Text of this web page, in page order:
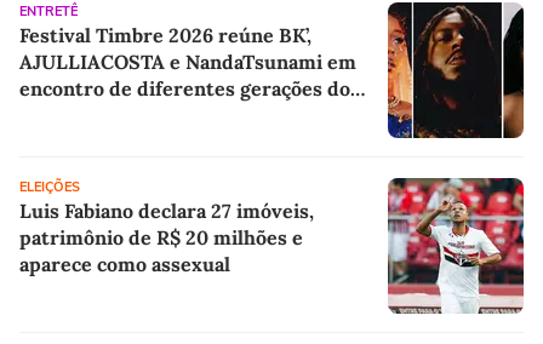
ENTRETÊ
Festival Timbre 2026 reúne BK’,
AJULLIACOSTA e NandaTsunami em
encontro de diferentes gerações do
ELEIÇÕES
Luis Fabiano declara 27 imóveis,
patrimônio de R$ 20 milhões e
aparece como assexual